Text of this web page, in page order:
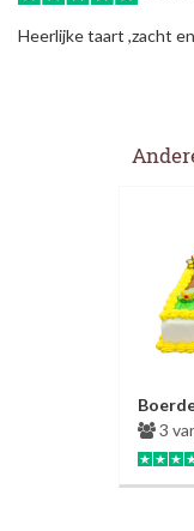
Heerlijke taart ,zacht
3